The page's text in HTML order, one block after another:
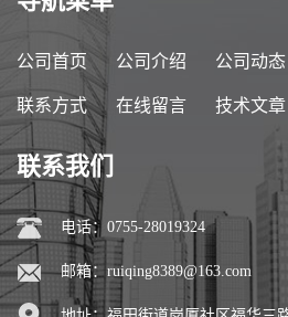
公司首页 公司介绍 公司动态
联系方式 在线留言 技术文章
联系我们
电话：0755-28019324
邮箱： ruiqing8389@163.com